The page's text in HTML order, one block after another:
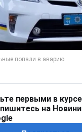
первыми в
на Новини